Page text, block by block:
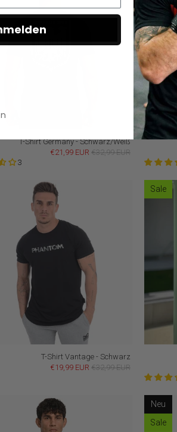
T-Shirt Germany - Schwarz/Weiß
€21,99 EUR €32,99 EUR
3
T-Shirt Vantage - Schwarz
€19,99 EUR €32,99 EUR
Sale
Neu
Sale